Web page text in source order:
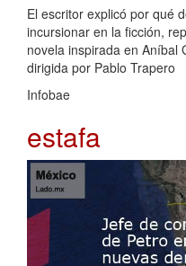
El escritor explicó por qué
incursionar en la ficción,
novela inspirada en Aníbal
dirigida por Pablo Trapero
Infobae
estafa